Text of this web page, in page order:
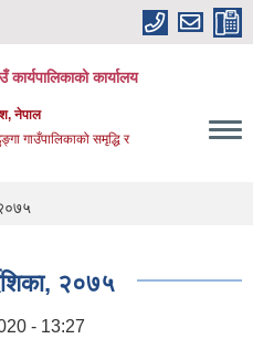
कार्यालय
नेपाल
गाउँपालिकाको समृद्धि र
२०७५
२०७५
- 13:27